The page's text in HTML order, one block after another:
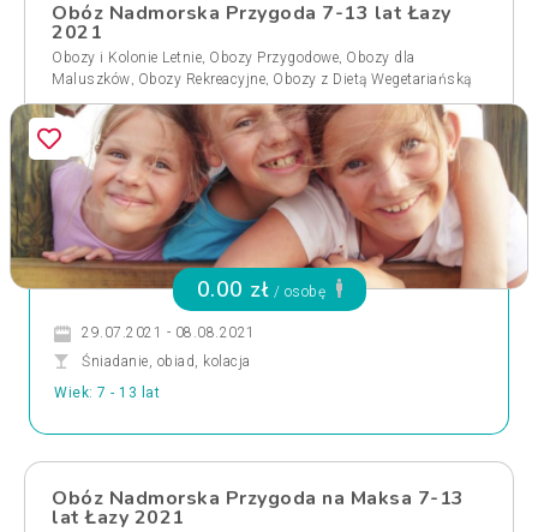
Obóz Nadmorska Przygoda 7-13 lat Łazy
2021
Obozy i Kolonie Letnie, Obozy Przygodowe, Obozy dla
Maluszków, Obozy Rekreacyjne, Obozy z Dietą Wegetariańską
0.00 zł / osobę
29.07.2021 - 08.08.2021
Śniadanie, obiad, kolacja
Wiek: 7 - 13 lat
Obóz Nadmorska Przygoda na Maksa 7-13
lat Łazy 2021